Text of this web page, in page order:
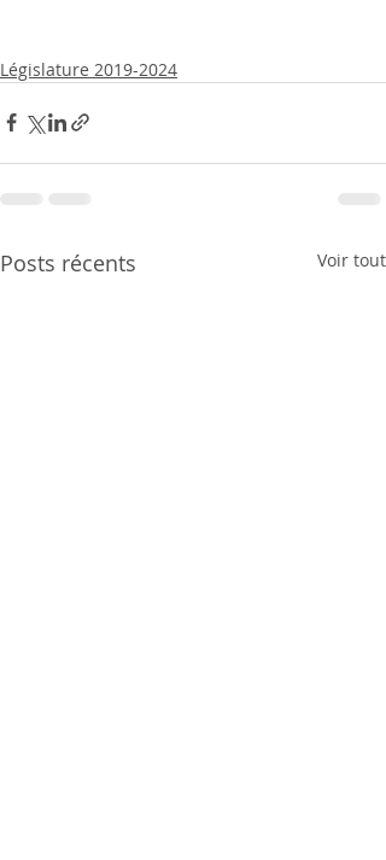
Législature 2019-2024
Posts récents Voir tout